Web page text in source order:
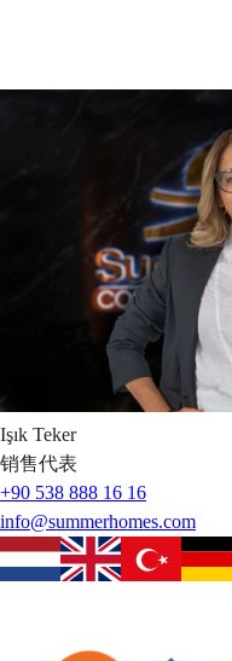
Işık Teker
销售代表
+90 538 888 16 16
info@summerhomes.com